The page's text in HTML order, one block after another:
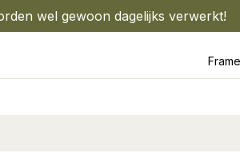
wel gewoon dagelijks verwerkt!